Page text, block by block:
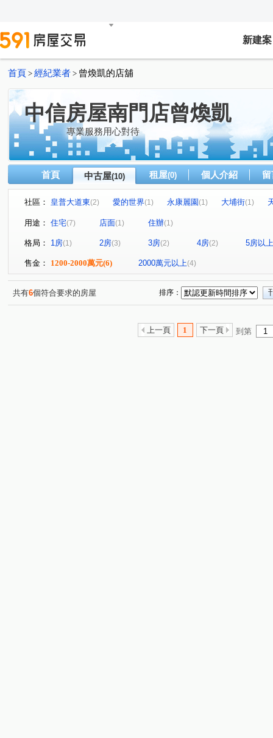
新建案
首頁 > 經紀業者 > 曾煥凱的店舖
中信房屋南門店曾煥凱
專業服務用心對待
首頁 中古屋(10) 租屋(0) 個人介紹
社區： 皇普大道東(2) 愛的世界(1) 永康麗園(1) 大埔街(1)
莎士比亞
忠孝路二段
用途： 住宅(7) 店面(1) 住辦(1)
格局： 1房(1) 2房(3) 3房(2) 4房(2) 5房以上
售金： 1200-2000萬元(6) 2000萬元以上(4)
共有6個符合要求的房屋 排序：
上一頁 1 下一頁 到第